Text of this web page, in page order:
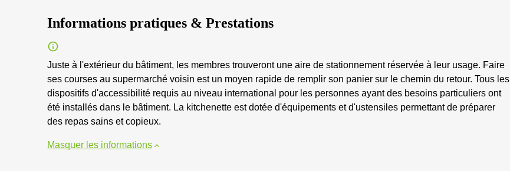
Informations pratiques & Prestations
Juste à l'extérieur du bâtiment, les membres trouveront une aire de stationnement réservée à leur usage. Faire
ses courses au supermarché voisin est un moyen rapide de remplir son panier sur le chemin du retour. Tous les
dispositifs d'accessibilité requis au niveau international pour les personnes ayant des besoins particuliers ont
été installés dans le bâtiment. La kitchenette est dotée d'équipements et d'ustensiles permettant de préparer
des repas sains et copieux.
Masquer les informations